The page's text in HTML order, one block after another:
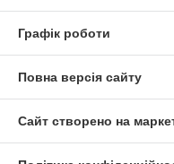
Графік роботи
Повна версія сайту
Сайт створено на